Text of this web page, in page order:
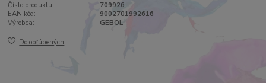
Číslo produktu:
709926
EAN kód:
9002701992616
Výrobca:
GEBOL
Do obľúbených